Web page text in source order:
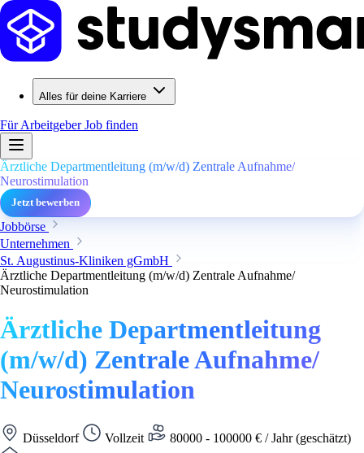
Alles für deine Karriere
Für ArbeitgeberJob finden
Ärztliche Departmentleitung (m/w/d) Zentrale Aufnahme/
Neurostimulation
Jetzt bewerben
Jobbörse
Unternehmen
St. Augustinus-Kliniken gGmbH
Ärztliche Departmentleitung (m/w/d) Zentrale Aufnahme/
Neurostimulation
Ärztliche Departmentleitung
(m/w/d) Zentrale Aufnahme/
Neurostimulation
Düsseldorf Vollzeit
80000 - 100000 € / Jahr (geschätzt)